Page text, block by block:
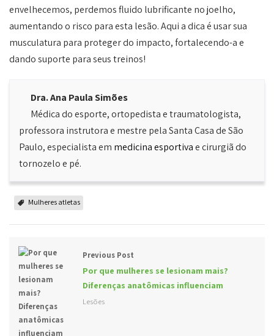
envelhecemos, perdemos fluido lubrificante no joelho,
aumentando o risco para esta lesão. Aqui a dica é usar sua
musculatura para proteger do impacto, fortalecendo-a e
dando suporte para seus treinos!
Dra. Ana Paula Simões
Médica do esporte, ortopedista e traumatologista,
professora instrutora e mestre pela Santa Casa de São
Paulo, especialista em medicina esportivae cirurgiã do
tornozelo e pé.
Mulheres atletas
Previous Post
Por que mulheres se lesionam mais?
Diferenças anatômicas influenciam
Lesões